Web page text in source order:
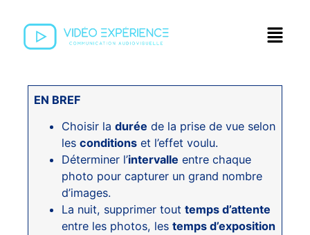
EN BREF
Choisir ladurée de la prise de vue selon
lesconditions et l’effet voulu.
Déterminer l’intervalle entre chaque
photo pour capturer un grand nombre
d’images.
La nuit, supprimer touttemps d’attente
entre les photos, lestemps d’exposition